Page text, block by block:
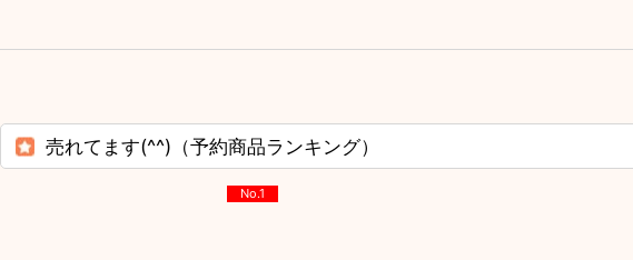
売れてます(^^)（予約商品ランキング）
No.1